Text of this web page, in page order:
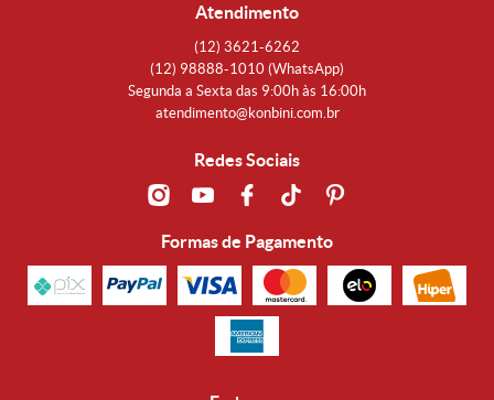
Atendimento
(12) 3621-6262
(12) 98888-1010 (WhatsApp)
Segunda a Sexta das 9:00h às 16:00h
atendimento@konbini.com.br
Redes Sociais
Formas de Pagamento